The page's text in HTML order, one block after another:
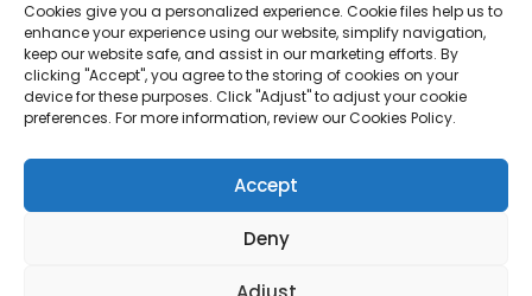
Ҳамаи ҳуқуқҳо ҳифз шудаанд ©Ширкати технологияи
Resource
БЛОГИ БЕҲТАРИН
Cookies give you a personalized experience. Cookie files help us to
enhance your experience using our website, simplify navigation,
keep our website safe, and assist in our marketing efforts. By
clicking "Accept", you agree to the storing of cookies on your
device for these purposes. Click "Adjust" to adjust your cookie
preferences. For more information, review our Cookies Policy.
Accept
Deny